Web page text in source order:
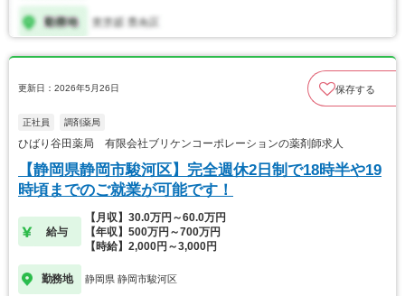
更新日：2026年5月26日 保存する
正社員 調剤薬局
ひばり谷田薬局 有限会社ブリケンコーポレーションの薬剤師求人
【静岡県静岡市駿河区】完全週休2日制で18時半や19
時頃までのご就業が可能です！
給与
【月収】30.0万円～60.0万円
【年収】500万円～700万円
【時給】2,000円～3,000円
勤務地 静岡県 静岡市駿河区